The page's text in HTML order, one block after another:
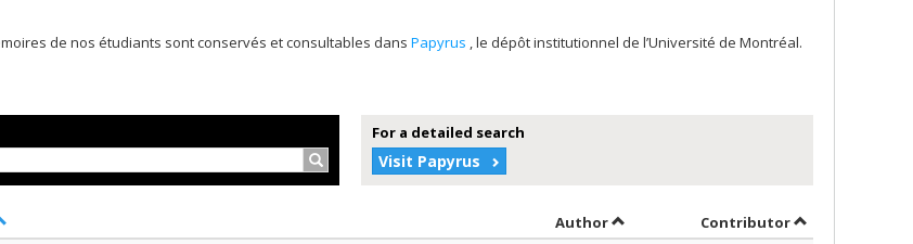
de nos étudiants sont conservés et consultables dans Papyrus , le dépôt institutionnel de l’Université de Montréal.
Search…
For a detailed search
Visit Papyrus
in descending order
by title in descending order AuthorSort by author in descending order
Contributorby contributor